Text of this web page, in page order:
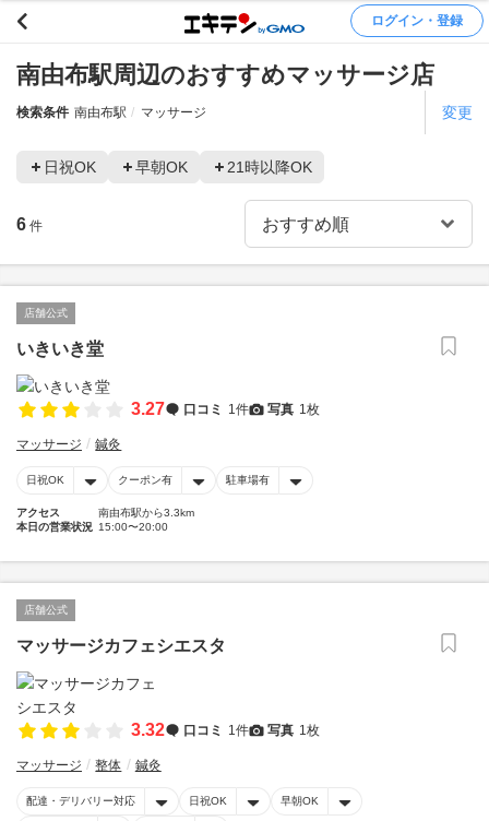
ログイン・登録
南由布駅周辺のおすすめマッサージ店
検索条件 南由布駅 マッサージ 変更
日祝OK 早朝OK 21時以降OK
6 件
店舗公式
いきいき堂
3.27 口コミ 1件 写真 1枚
マッサージ 鍼灸
日祝OK クーポン有 駐車場有
アクセス
南由布駅から3.3km
本日の営業状況 15:00〜20:00
店舗公式
マッサージカフェシエスタ
3.32 口コミ 1件 写真 1枚
マッサージ 整体 鍼灸
配達・デリバリー対応 日祝OK 早朝OK